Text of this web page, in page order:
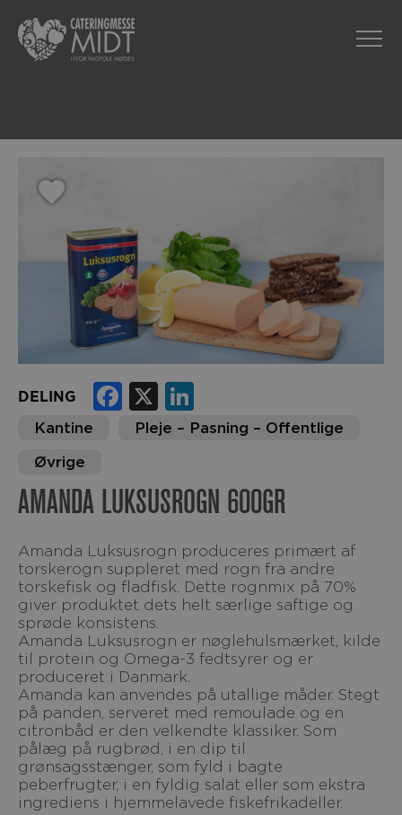
Kantine
Pleje – Pasning – Offentlige
Øvrige
DELING Facebook
X
AMANDA LUKSUSROGN 600GR
Amanda Luksusrogn produceres primært af
torskerogn suppleret med rogn fra andre
torskefisk og fladfisk. Dette rognmix på 70%
giver produktet dets helt særlige saftige og
sprøde konsistens.
Amanda Luksusrogn er nøglehulsmærket, kilde
til protein og Omega-3 fedtsyrer og er
produceret i Danmark.
Amanda kan anvendes på utallige måder. Stegt
på panden, serveret med remoulade og en
citronbåd er den velkendte klassiker. Som
pålæg på rugbrød, i en dip til
grønsagsstænger, som fyld i bagte
peberfrugter, i en fyldig salat eller som ekstra
ingrediens i hjemmelavede fiskefrikadeller.